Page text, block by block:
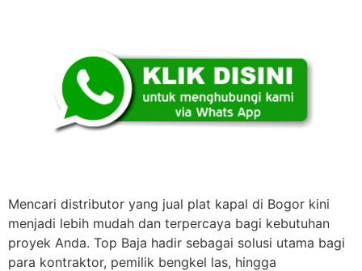
Mencari distributor yang jual plat kapal di Bogor kini
menjadi lebih mudah dan terpercaya bagi kebutuhan
proyek Anda. Top Baja hadir sebagai solusi utama bagi
para kontraktor, pemilik bengkel las, hingga